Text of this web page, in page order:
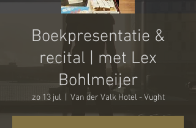
Boekpresentatie &
recital | met Lex
Bohlmeijer
zo 13 jul Van der Valk Hotel - Vught